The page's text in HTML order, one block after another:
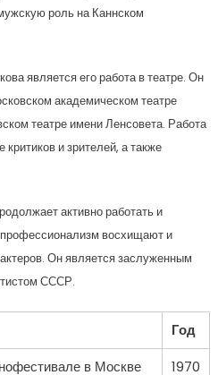
роль на Каннском
является его работа в театре. Он
академическом театре
театре имени Ленсовета. Работа
и зрителей, а также
активно работать и
профессионализм восхищают и
Он является заслуженным
СССР.
Год
в Москве
1970